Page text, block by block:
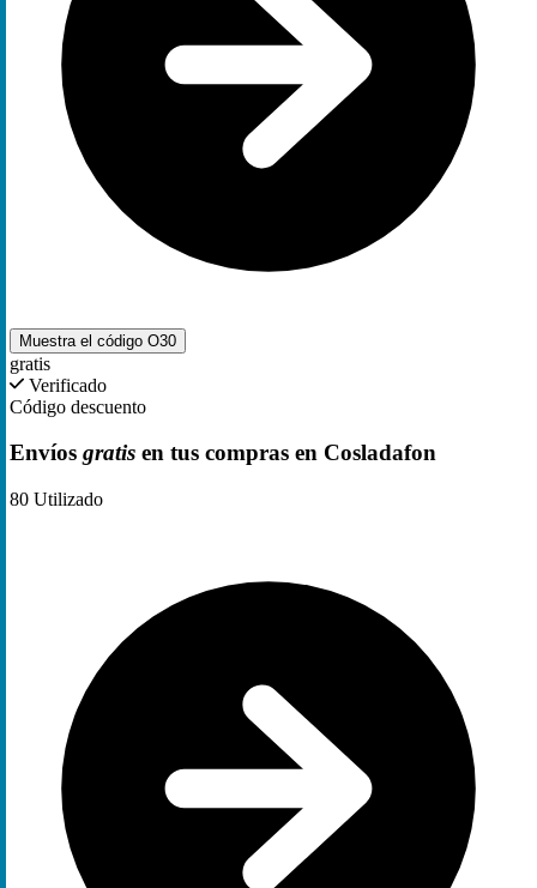
Muestra el código O30
gratis
Verificado
Código descuento
Envíos gratis en tus compras en Cosladafon
80 Utilizado